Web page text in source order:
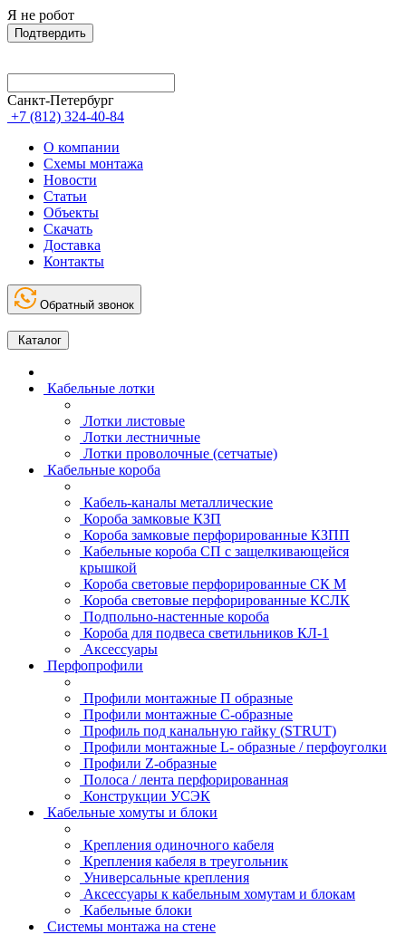
Я не робот
Подтвердить
Санкт-Петербург
+7 (812) 324-40-84
О компании
Схемы монтажа
Новости
Статьи
Объекты
Скачать
Доставка
Контакты
Обратный звонок
Каталог
Кабельные лотки
Лотки листовые
Лотки лестничные
Лотки проволочные (сетчатые)
Кабельные короба
Кабель-каналы металлические
Короба замковые КЗП
Короба замковые перфорированные КЗПП
Кабельные короба СП с защелкивающейся
крышкой
Короба световые перфорированные СК М
Короба световые перфорированные КСЛК
Подпольно-настенные короба
Короба для подвеса светильников КЛ-1
Аксессуары
Перфопрофили
Профили монтажные П образные
Профили монтажные C-образные
Профиль под канальную гайку (STRUT)
Профили монтажные L- образные / перфоуголки
Профили Z-образные
Полоса / лента перфорированная
Конструкции УСЭК
Кабельные хомуты и блоки
Крепления одиночного кабеля
Крепления кабеля в треугольник
Универсальные крепления
Аксессуары к кабельным хомутам и блокам
Кабельные блоки
Системы монтажа на стене